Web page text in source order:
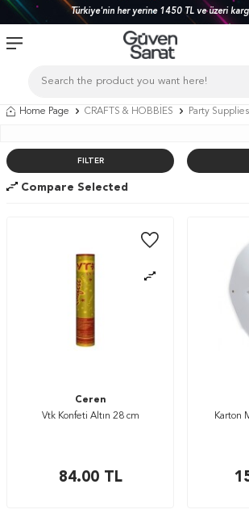
Türkiye'nin her yerine 1450 TL ve üzeri
Home Page CRAFTS & HOBBİES Party Supplies
FILTER
Compare Selected
Ceren
Vtk Konfeti Altın 28 cm
84.00TL
Karton